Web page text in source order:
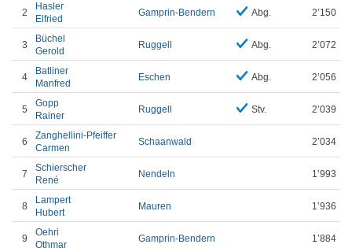
2
Hasler
Elfried
Gamprin-Bendern Abg. 2’150
3
Büchel
Gerold
Ruggell Abg. 2’072
4
Batliner
Manfred
Eschen Abg. 2’056
5
Gopp
Rainer
Ruggell Stv. 2’039
6
Zanghellini-Pfeiffer
Carmen
Schaanwald 2’034
7
Schierscher
René
Nendeln 1’993
8
Lampert
Hubert
Mauren 1’936
9
Oehri
Othmar
Gamprin-Bendern 1’884